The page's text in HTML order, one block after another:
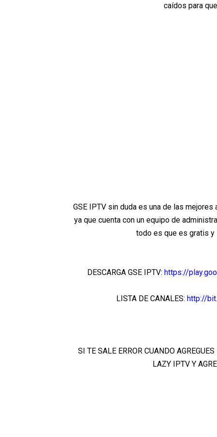
caídos para
GSE IPTV sin duda es una de las
ya que cuenta con un equipo de
todo es que es gratis y
DESCARGA GSE IPTV: https://
LISTA DE CANALES: http://
SI TE SALE ERROR CUANDO
LAZY IPTV Y